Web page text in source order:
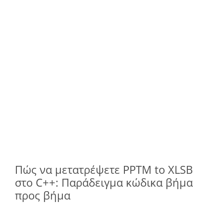
Πώς να μετατρέψετε PPTM to XLSB
στο C++: Παράδειγμα κώδικα βήμα
προς βήμα